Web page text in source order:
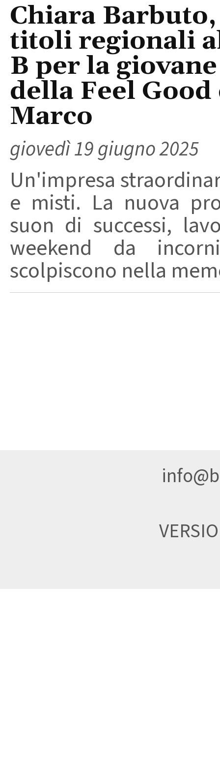
Chiara
titoli regionali
B per la
della Feel
Marco
giovedì 19 giugno 2025
Un'impresa
e misti. La nuova
suon di successi,
weekend da
scolpiscono nella